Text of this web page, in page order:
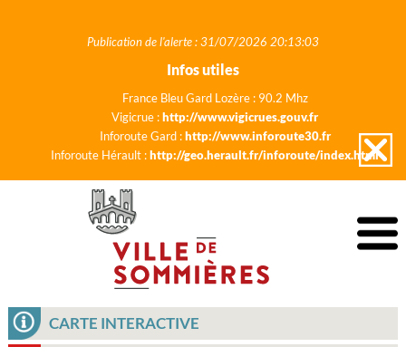
Publication de l'alerte : 31/07/2026 20:13:03
Infos utiles
France Bleu Gard Lozère : 90.2 Mhz
Vigicrue :http://www.vigicrues.gouv.fr
Inforoute Gard :http://www.inforoute30.fr
Inforoute Hérault :http://geo.herault.fr/inforoute/index.html
CARTE INTERACTIVE